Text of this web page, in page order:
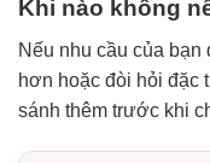
Khi nào không
Nếu nhu cầu của
hơn hoặc đòi hỏi đặc
sánh thêm trước khi